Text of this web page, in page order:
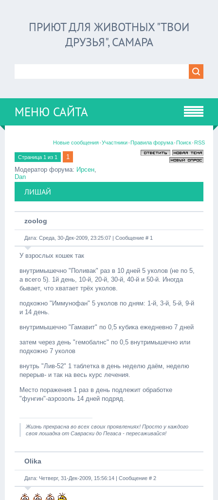
ПРИЮТ ДЛЯ ЖИВОТНЫХ "ТВОИ
ДРУЗЬЯ", САМАРА
МЕНЮ САЙТА
Новые сообщения·Участники·Правила форума·Поиск·RSS
Страница 1 из 1
1
Модератор форума: Ирсен,
Dan
ЛИШАЙ
zoolog
Дата: Среда, 30-Дек-2009, 23:25:07 | Сообщение # 1
У взрослых кошек так
внутримышечно "Поливак" раз в 10 дней 5 уколов (не по 5,
а всего 5). 1й день, 10-й, 20-й, 30-й, 40-й и 50-й. Иногда
бывает, что хватает трёх уколов.
подкожно "Иммунофан" 5 уколов по дням: 1-й, 3-й, 5-й, 9-й
и 14 день.
внутримышечно "Гамавит" по 0,5 кубика ежедневно 7 дней
затем через день "гемобалнс" по 0,5 внутримышечно или
подкожно 7 уколов
внутрь "Лив-52" 1 таблетка в день неделю даём, неделю
перерыв- и так на весь курс лечения.
Место поражения 1 раз в день подлежит обработке
"фунгин"-аэрозоль 14 дней подряд.
Жизнь прекрасна во всех своих проявлениях! Просто у каждого
своя лошадка от Савраски до Пегаса - пересаживайся!
Olika
Дата: Четверг, 31-Дек-2009, 15:56:14 | Сообщение # 2